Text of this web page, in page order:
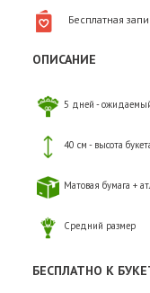
Бесплатная
ОПИСАНИЕ
5 дней - ожидаемый
40 см - высота
Матовая бумага +
Средний размер
БЕСПЛАТНО К